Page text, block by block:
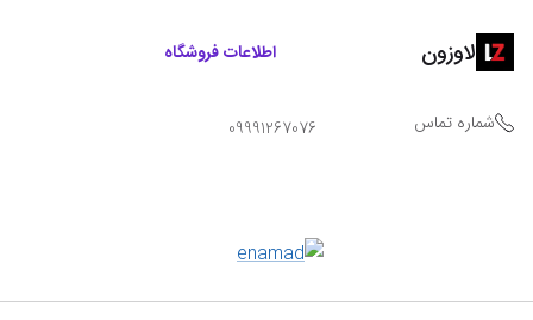
لاوزون اطلاعات فروشگاه
شماره تماس 09991267076